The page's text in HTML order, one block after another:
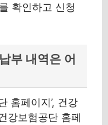
확인하고 신청
부 내역은 어
홈페이지’, 건강
강보험공단 홈페